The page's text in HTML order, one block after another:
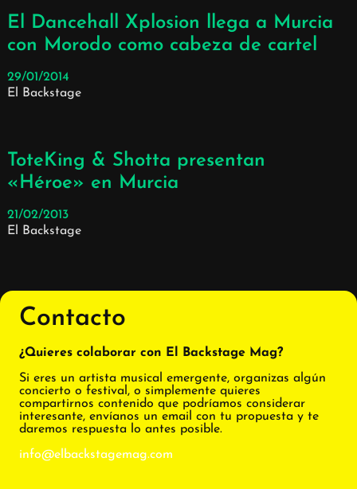
El Dancehall Xplosion llega a Murcia
con Morodo como cabeza de cartel
29/01/2014
El Backstage
ToteKing & Shotta presentan
«Héroe» en Murcia
21/02/2013
El Backstage
Contacto
¿Quieres colaborar con El Backstage Mag?
Si eres un artista musical emergente, organizas algún
concierto o festival, o simplemente quieres
compartirnos contenido que podríamos considerar
interesante, envíanos un email con tu propuesta y te
daremos respuesta lo antes posible.
info@elbackstagemag.com